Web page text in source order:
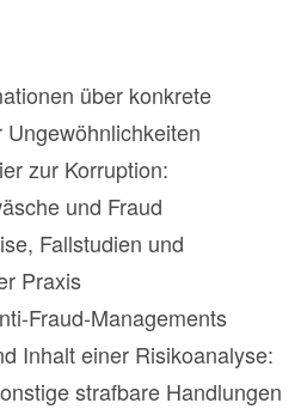
über konkrete
zur Korruption:
und Fraud
Fallstudien und
Praxis
Fraud-Managements
Inhalt einer Risikoanalyse:
strafbare Handlungen